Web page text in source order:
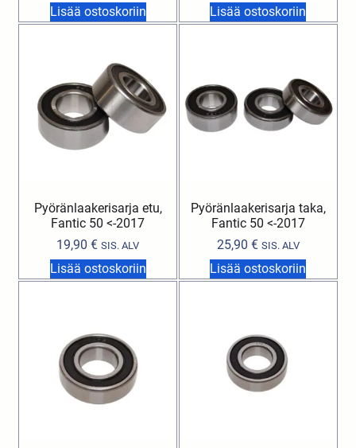
Lisää ostoskoriin Lisää ostoskoriin
Pyöränlaakerisarja etu,
Fantic 50 <-2017
19,90€ SIS. ALV
Lisää ostoskoriin
Pyöränlaakerisarja taka,
Fantic 50 <-2017
25,90 € SIS. ALV
Lisää ostoskoriin